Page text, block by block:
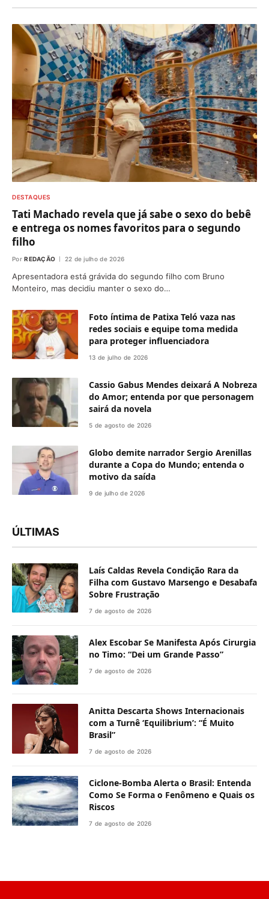
DESTAQUES
Tati Machado revela que já sabe o sexo do bebê
e entrega os nomes favoritos para o segundo
filho
Por REDAÇÃO 22 de julho de 2026
Apresentadora está grávida do segundo filho com Bruno
Monteiro, mas decidiu manter o sexo do…
Foto íntima de Patixa Teló vaza nas
redes sociais e equipe toma medida
para proteger influenciadora
13 de julho de 2026
Cassio Gabus Mendes deixará A Nobreza
do Amor; entenda por que personagem
sairá da novela
5 de agosto de 2026
Globo demite narrador Sergio Arenillas
durante a Copa do Mundo; entenda o
motivo da saída
9 de julho de 2026
ÚLTIMAS
Laís Caldas Revela Condição Rara da
Filha com Gustavo Marsengo e Desabafa
Sobre Frustração
7 de agosto de 2026
Alex Escobar Se Manifesta Após Cirurgia
no Timo: “Dei um Grande Passo”
7 de agosto de 2026
Anitta Descarta Shows Internacionais
com a Turnê ‘Equilibrium’: “É Muito
Brasil”
7 de agosto de 2026
Ciclone-Bomba Alerta o Brasil: Entenda
Como Se Forma o Fenômeno e Quais os
Riscos
7 de agosto de 2026